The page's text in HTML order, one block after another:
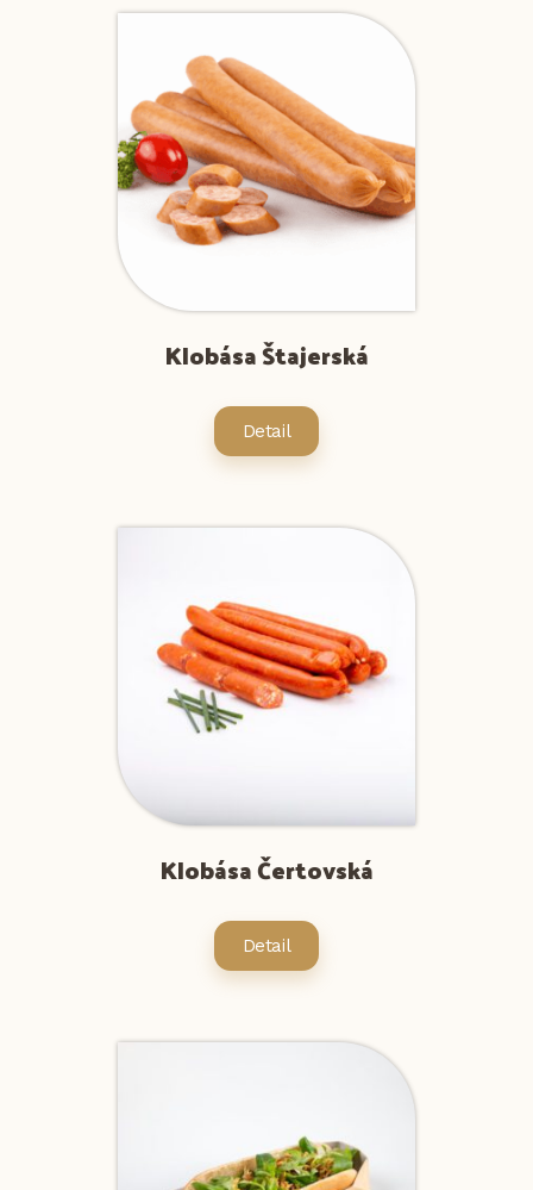
Klobása Štajerská
Detail
Klobása Čertovská
Detail